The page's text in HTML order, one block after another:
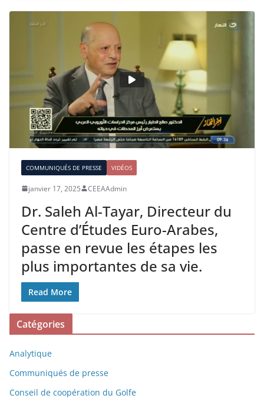
COMMUNIQUÉS DE PRESSE VIDÉOS
janvier 17, 2025 CEEAAdmin
Dr. Saleh Al-Tayar, Directeur du
Centre d’Études Euro-Arabes,
passe en revue les étapes les
plus importantes de sa vie.
Read More
Catégories
Analytique
Communiqués de presse
Conseil de coopération du Golfe